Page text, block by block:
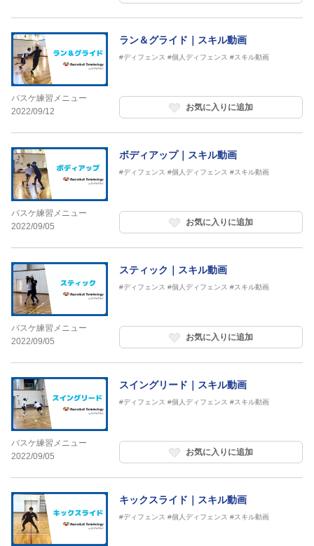
バスケ練習メニュー
2022/09/12
ラン＆グライド｜スキル動画
#ディフェンス #個人ディフェンス #スキル動画
お気に入りに追加
バスケ練習メニュー
2022/09/05
ボディアップ｜スキル動画
#ディフェンス #個人ディフェンス #スキル動画
お気に入りに追加
バスケ練習メニュー
2022/09/05
スティック｜スキル動画
#ディフェンス #個人ディフェンス #スキル動画
お気に入りに追加
バスケ練習メニュー
2022/09/05
スイングリード｜スキル動画
#ディフェンス #個人ディフェンス #スキル動画
お気に入りに追加
キックスライド｜スキル動画
#ディフェンス #個人ディフェンス #スキル動画